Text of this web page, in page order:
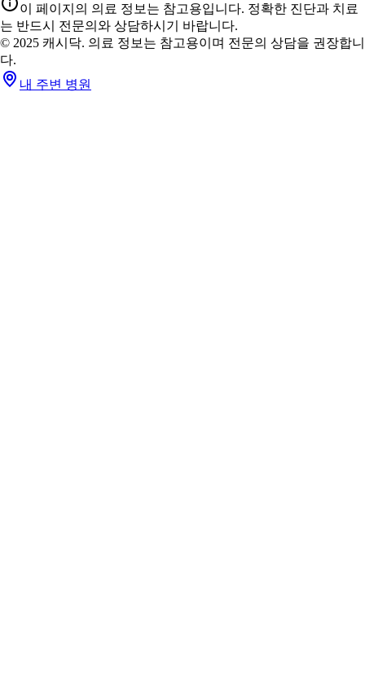
이 페이지의 의료 정보는 참고용입니다. 정확한 진단과 치료
는 반드시 전문의와 상담하시기 바랍니다.
© 2025 캐시닥. 의료 정보는 참고용이며 전문의 상담을 권장합니
다.
내 주변 병원